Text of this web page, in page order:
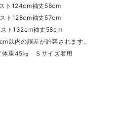
ト124cm袖丈56cm
ト128cm袖丈57cm
ト132cm袖丈58cm
以内の誤差が許容されます。
体重45㎏ Ｓサイズ着用